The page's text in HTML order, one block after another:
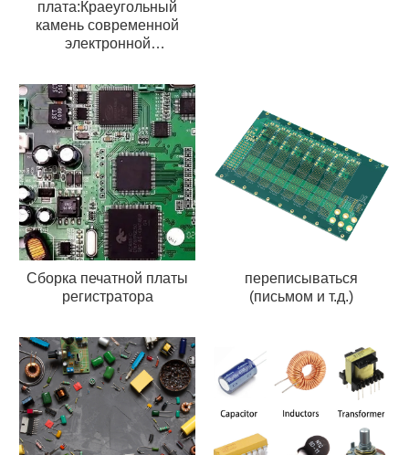
плата:Краеугольный
камень современной
электронной
Сборка печатной платы
регистратора
переписываться
(письмом и т.д.)